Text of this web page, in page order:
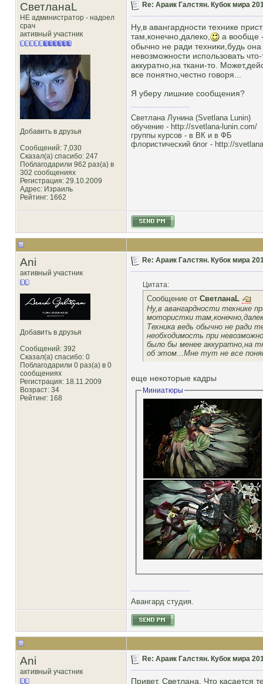
СветланаL
НЕ администратор - надоел
срач
активный участник
Добавить в друзья
Сообщений: 7,030
Сказал(а) спасибо: 247
Поблагодарили 962 раз(а) в
302 сообщениях
Регистрация: 29.10.2009
Адрес: Израиль
Рейтинг: 1662
Re: Араик Галстян. Кубок мира
Ну,в авангардности технике
там,конечно,далеко,
а вообще
обычно не ради техники,будь
невозможности использовать
аккуратно,на ткани-то.
все понятно,честно говоря...
Я уберу лишние сообщения?
Светлана Лунина (Svetlana Lunin)
обучение - http://svetlana-lunin.com/
группы курсов - в ВК и в ФБ
флористический блог - http://
Ani
активный участник
Добавить в друзья
Сообщений: 392
Сказал(а) спасибо: 0
Поблагодарили 0 раз(а) в 0
сообщениях
Регистрация: 18.11.2009
Возраст: 34
Рейтинг: 168
Re: Араик Галстян. Кубок мира
Цитата:
Сообщение от СветланаL
Ну,в авангардности технике
мотористки
Техника ведь обычно не ради
необходимость при
было бы менее аккуратно,на
об этом...Мне тут не все
еще некоторые кадры
Миниатюры
Авангард студия.
Ani
активный участник
Re: Араик Галстян. Кубок мира
Привет, Светлана. Что касается